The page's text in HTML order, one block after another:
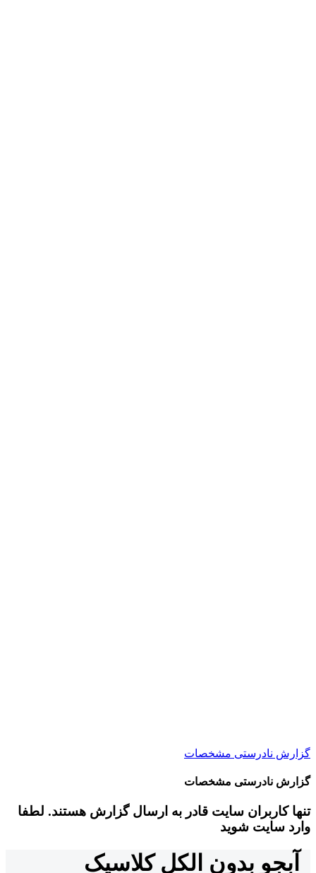
گزارش نادرستی مشخصات
گزارش نادرستی مشخصات
تنها کاربران سایت قادر به ارسال گزارش هستند. لطفا
وارد سایت شوید
آبجو بدون الکل کلاسیک